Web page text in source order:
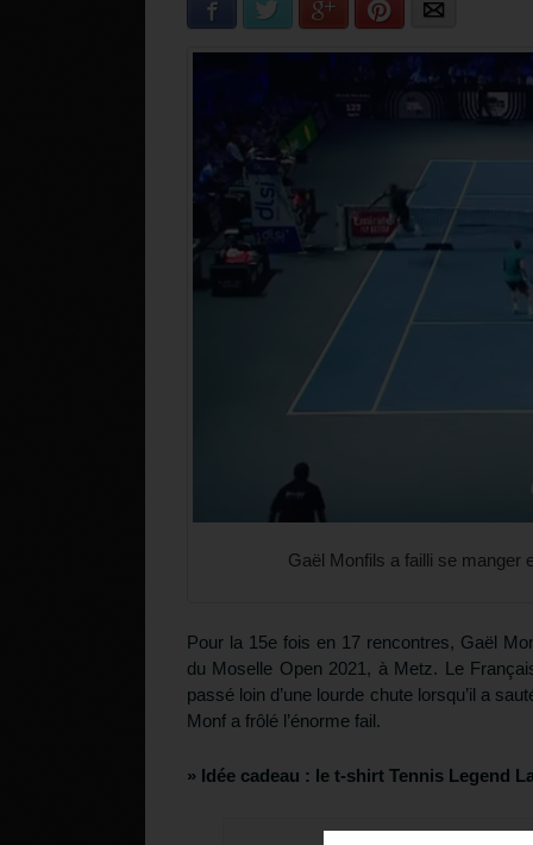
Facebook Twitter Google+ Pinterest
Gaël Monfils a failli se manger
Pour la 15e fois en 17 rencontres, Gaël
du Moselle Open 2021, à Metz. Le
passé loin d’une lourde chute lorsqu’il a
Monf a frôlé l’énorme fail.
» Idée cadeau : le t-shirt Tennis Legend